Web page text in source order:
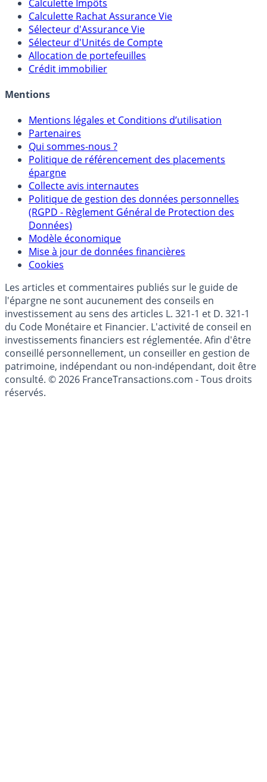
Calculateur d'intérêts
Calculette Impôts
Calculette Rachat Assurance Vie
Sélecteur d'Assurance Vie
Sélecteur d'Unités de Compte
Allocation de portefeuilles
Mentions légales et Conditions d’utilisation
Partenaires
Qui sommes-nous ?
Politique de référencement des placements
épargne
Collecte avis internautes
Politique de gestion des données personnelles
(RGPD - Règlement Général de Protection des
Données)
Modèle économique
Mise à jour de données financières
Cookies
Les articles et commentaires publiés sur le guide de
l'épargne ne sont aucunement des conseils en
investissement au sens des articles L. 321-1 et D. 321-1
du Code Monétaire et Financier. L'activité de conseil en
investissements financiers est réglementée. Afin d'être
conseillé personnellement, un conseiller en gestion de
patrimoine, indépendant ou non-indépendant, doit être
consulté. © 2026 FranceTransactions.com - Tous droits